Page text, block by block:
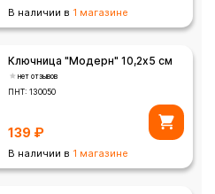
В наличии в 1 магазине
Ключница "Модерн" 10,2х5 см
нет отзывов
ПНТ:130050
139 ₽
В наличии в 1 магазине